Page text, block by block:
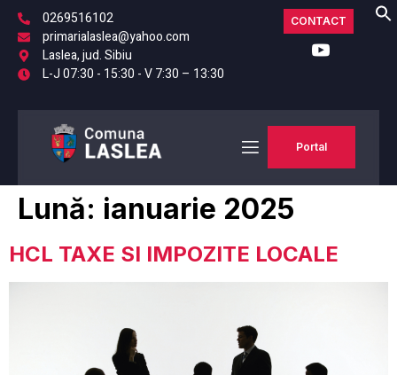
0269516102
primarialaslea@yahoo.com
Laslea, jud. Sibiu
L-J 07:30 - 15:30 - V 7:30 – 13:30
CONTACT
Portal
Lună: ianuarie 2025
HCL TAXE SI IMPOZITE LOCALE